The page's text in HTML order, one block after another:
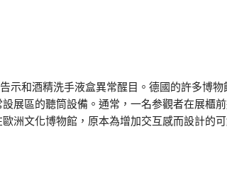
和酒精洗手液盒異常醒目。德國的許多博物
展區的聽筒設備。通常，一名参觀者在展櫃
洲文化博物館，原本為增加交互感而設計的